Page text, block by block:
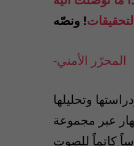
-المحرّر الأمني
وتحليلها
عبر مجموعة